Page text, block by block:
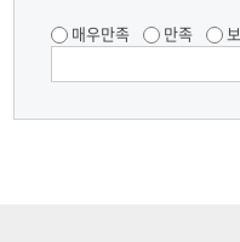
매우만족 만족